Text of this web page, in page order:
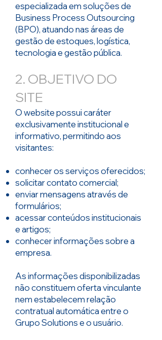
especializada em soluções de
Business Process Outsourcing
(BPO), atuando nas áreas de
gestão de estoques, logística,
tecnologia e gestão pública.
2. OBJETIVO DO
SITE
O website possui caráter
exclusivamente institucional e
informativo, permitindo aos
visitantes:
conhecer os serviços oferecidos;
solicitar contato comercial;
enviar mensagens através de
formulários;
acessar conteúdos institucionais
e artigos;
conhecer informações sobre a
empresa.
As informações disponibilizadas
não constituem oferta vinculante
nem estabelecem relação
contratual automática entre o
Grupo Solutions e o usuário.